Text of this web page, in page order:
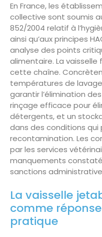
En France, les
collective sont soumis
852/2004 relatif à
ainsi qu’aux principes
analyse des points
alimentaire. La
cette chaîne.
températures de
garantir l’élimination
rinçage efficace pour
détergents, et un
dans des conditions
recontamination. Les
par les services
manquements
sanctions
La vaisselle
comme
pratique